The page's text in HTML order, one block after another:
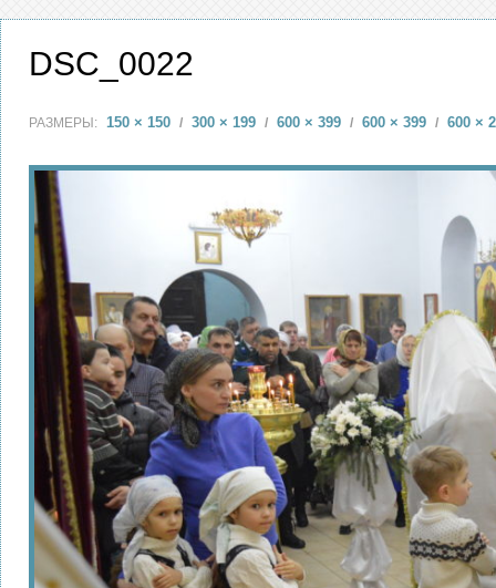
DSC_0022
РАЗМЕРЫ: 150 × 150 / 300 × 199 / 600 × 399 / 600 × 399 / 600 ×